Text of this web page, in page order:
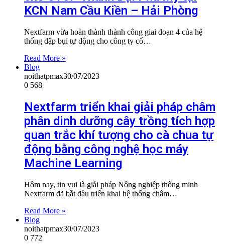
KCN Nam Cầu Kiền – Hải Phòng
Nextfarm vừa hoàn thành thành công giai đoạn 4 của hệ
thống dập bụi tự động cho công ty cổ…
Read More »
Blog
noithatpmax30/07/2023
0 568
Nextfarm triển khai giải pháp châm
phân dinh dưỡng cây trồng tích hợp
quan trắc khí tượng cho cà chua tự
động bằng công nghệ học máy
Machine Learning
Hôm nay, tin vui là giải pháp Nông nghiệp thông minh
Nextfarm đã bắt đầu triển khai hệ thống châm…
Read More »
Blog
noithatpmax30/07/2023
0 772